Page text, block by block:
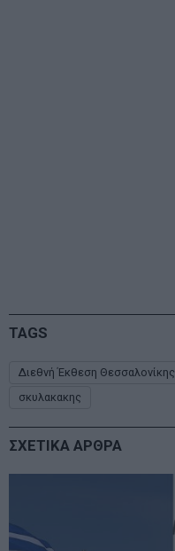
TAGS
Διεθνή Έκθεση Θεσσαλονίκης
σκυλακακης
ΣΧΕΤΙΚΑ ΑΡΘΡΑ